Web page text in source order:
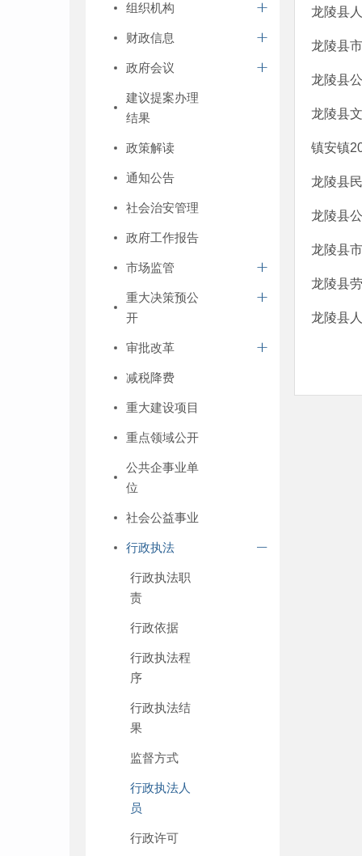
组织机构
财政信息
政府会议
建议提案办理
结果
政策解读
通知公告
社会治安管理
政府工作报告
市场监管
重大决策预公
开
审批改革
减税降费
重大建设项目
重点领域公开
公共企事业单
位
社会公益事业
行政执法
行政执法职
责
行政依据
行政执法程
序
行政执法结
果
监督方式
行政执法人
员
行政许可
龙陵县
龙陵县
龙陵县
龙陵县
镇安镇
龙陵县
龙陵县
龙陵县
龙陵县
龙陵县